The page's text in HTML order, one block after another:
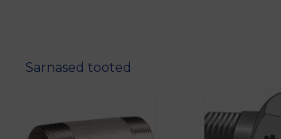
Sarnased tooted